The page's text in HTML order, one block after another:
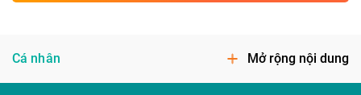
Cá nhân Mở rộng nội dung